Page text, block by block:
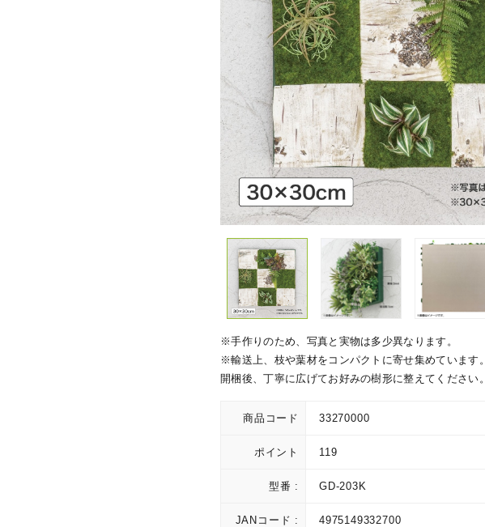
※手作りのため、写真と実物は多少異なります。
※輸送上、枝や葉材をコンパクトに寄せ集めています。
開梱後、丁寧に広げてお好みの樹形に整えてください。
商品コード 33270000
ポイント 119
型番 : GD-203K
JANコード : 4975149332700